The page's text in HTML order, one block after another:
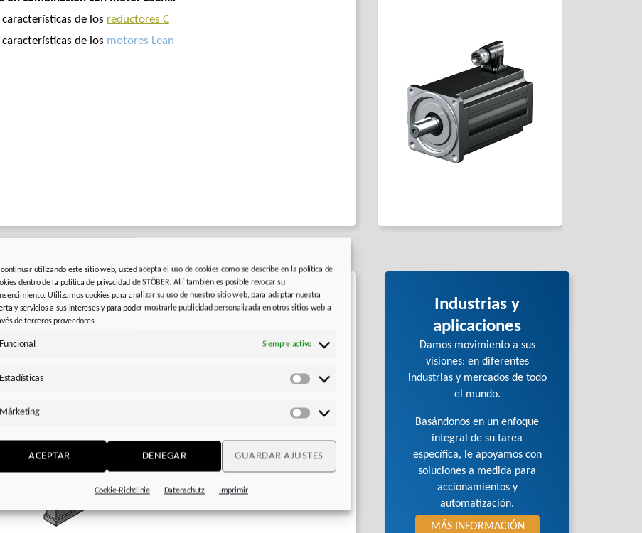
utilizando este sitio web, usted acepta el uso de cookies como se describe en la política de
dentro de la política de privacidad de STÖBER. Allí también es posible revocar su
Utilizamos cookies para analizar su uso de nuestro sitio web, para adaptar nuestra
y servicios a sus intereses y para poder mostrarle publicidad personalizada en otros sitios web a
de terceros proveedores.
Funcional Siempre activo
Estadísticas
Estadísticas
Márketing
Márketing
ACEPTAR DENEGAR GUARDAR AJUSTES
Cookie-Richtlinie Datenschutz Imprimir
características de los reductores C
características de los motores Lean
Industrias y
aplicaciones
Damos movimiento a sus
visiones: en diferentes
industrias y mercados de todo
el mundo.
Basándonos en un enfoque
integral de su tarea
específica, le apoyamos con
soluciones a medida para
accionamientos y
automatización.
MÁS INFORMACIÓN